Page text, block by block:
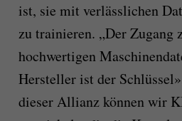
ist, sie mit verlässlichen
zu trainieren. „Der Zugang
hochwertigen
Hersteller ist der
dieser Allianz können wir